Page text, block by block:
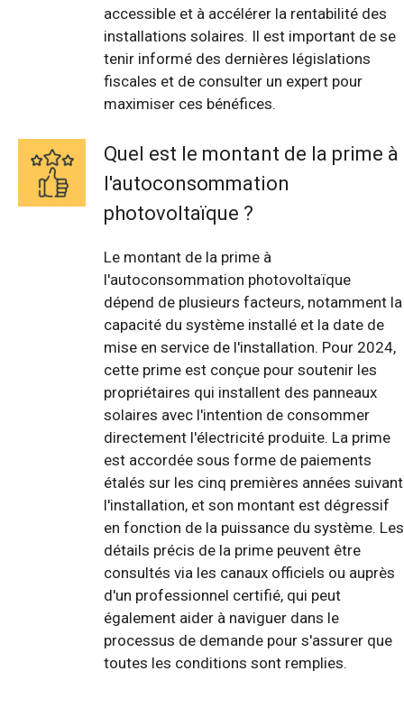
accessible et à accélérer la rentabilité des
installations solaires. Il est important de se
tenir informé des dernières législations
fiscales et de consulter un expert pour
maximiser ces bénéfices.
Quel est le montant de la prime à
l'autoconsommation
photovoltaïque ?
Le montant de la prime à
l'autoconsommation photovoltaïque
dépend de plusieurs facteurs, notamment la
capacité du système installé et la date de
mise en service de l'installation. Pour 2024,
cette prime est conçue pour soutenir les
propriétaires qui installent des panneaux
solaires avec l'intention de consommer
directement l'électricité produite. La prime
est accordée sous forme de paiements
étalés sur les cinq premières années suivant
l'installation, et son montant est dégressif
en fonction de la puissance du système. Les
détails précis de la prime peuvent être
consultés via les canaux officiels ou auprès
d'un professionnel certifié, qui peut
également aider à naviguer dans le
processus de demande pour s'assurer que
toutes les conditions sont remplies.